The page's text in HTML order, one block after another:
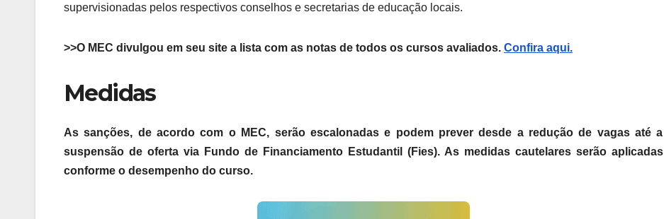
supervisionadas pelos respectivos conselhos e secretarias de educação locais.
>>O MEC divulgou em seu site a lista com as notas de todos os cursos avaliados. Confira aqui.
Medidas
As sanções, de acordo com o MEC, serão escalonadas e podem prever desde a redução de vagas até a
suspensão de oferta via Fundo de Financiamento Estudantil (Fies). As medidas cautelares serão aplicadas
conforme o desempenho do curso.